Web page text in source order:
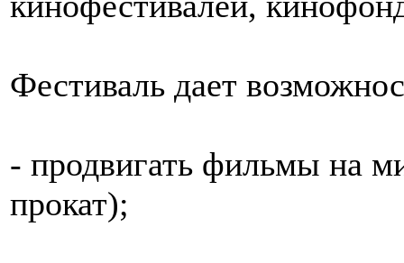
Фестиваль дает
- продвигать фильмы на
прокат);